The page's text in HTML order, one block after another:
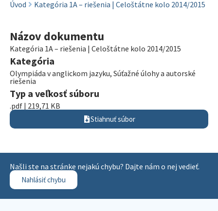
Úvod Kategória 1A – riešenia | Celoštátne kolo 2014/2015
Názov dokumentu
Kategória 1A – riešenia | Celoštátne kolo 2014/2015
Kategória
Olympiáda v anglickom jazyku, Súťažné úlohy a autorské
riešenia
Typ a veľkosť súboru
.pdf | 219,71 KB
Stiahnuť súbor
Našli ste na stránke nejakú chybu? Dajte nám o nej vedieť.
Nahlásiť chybu